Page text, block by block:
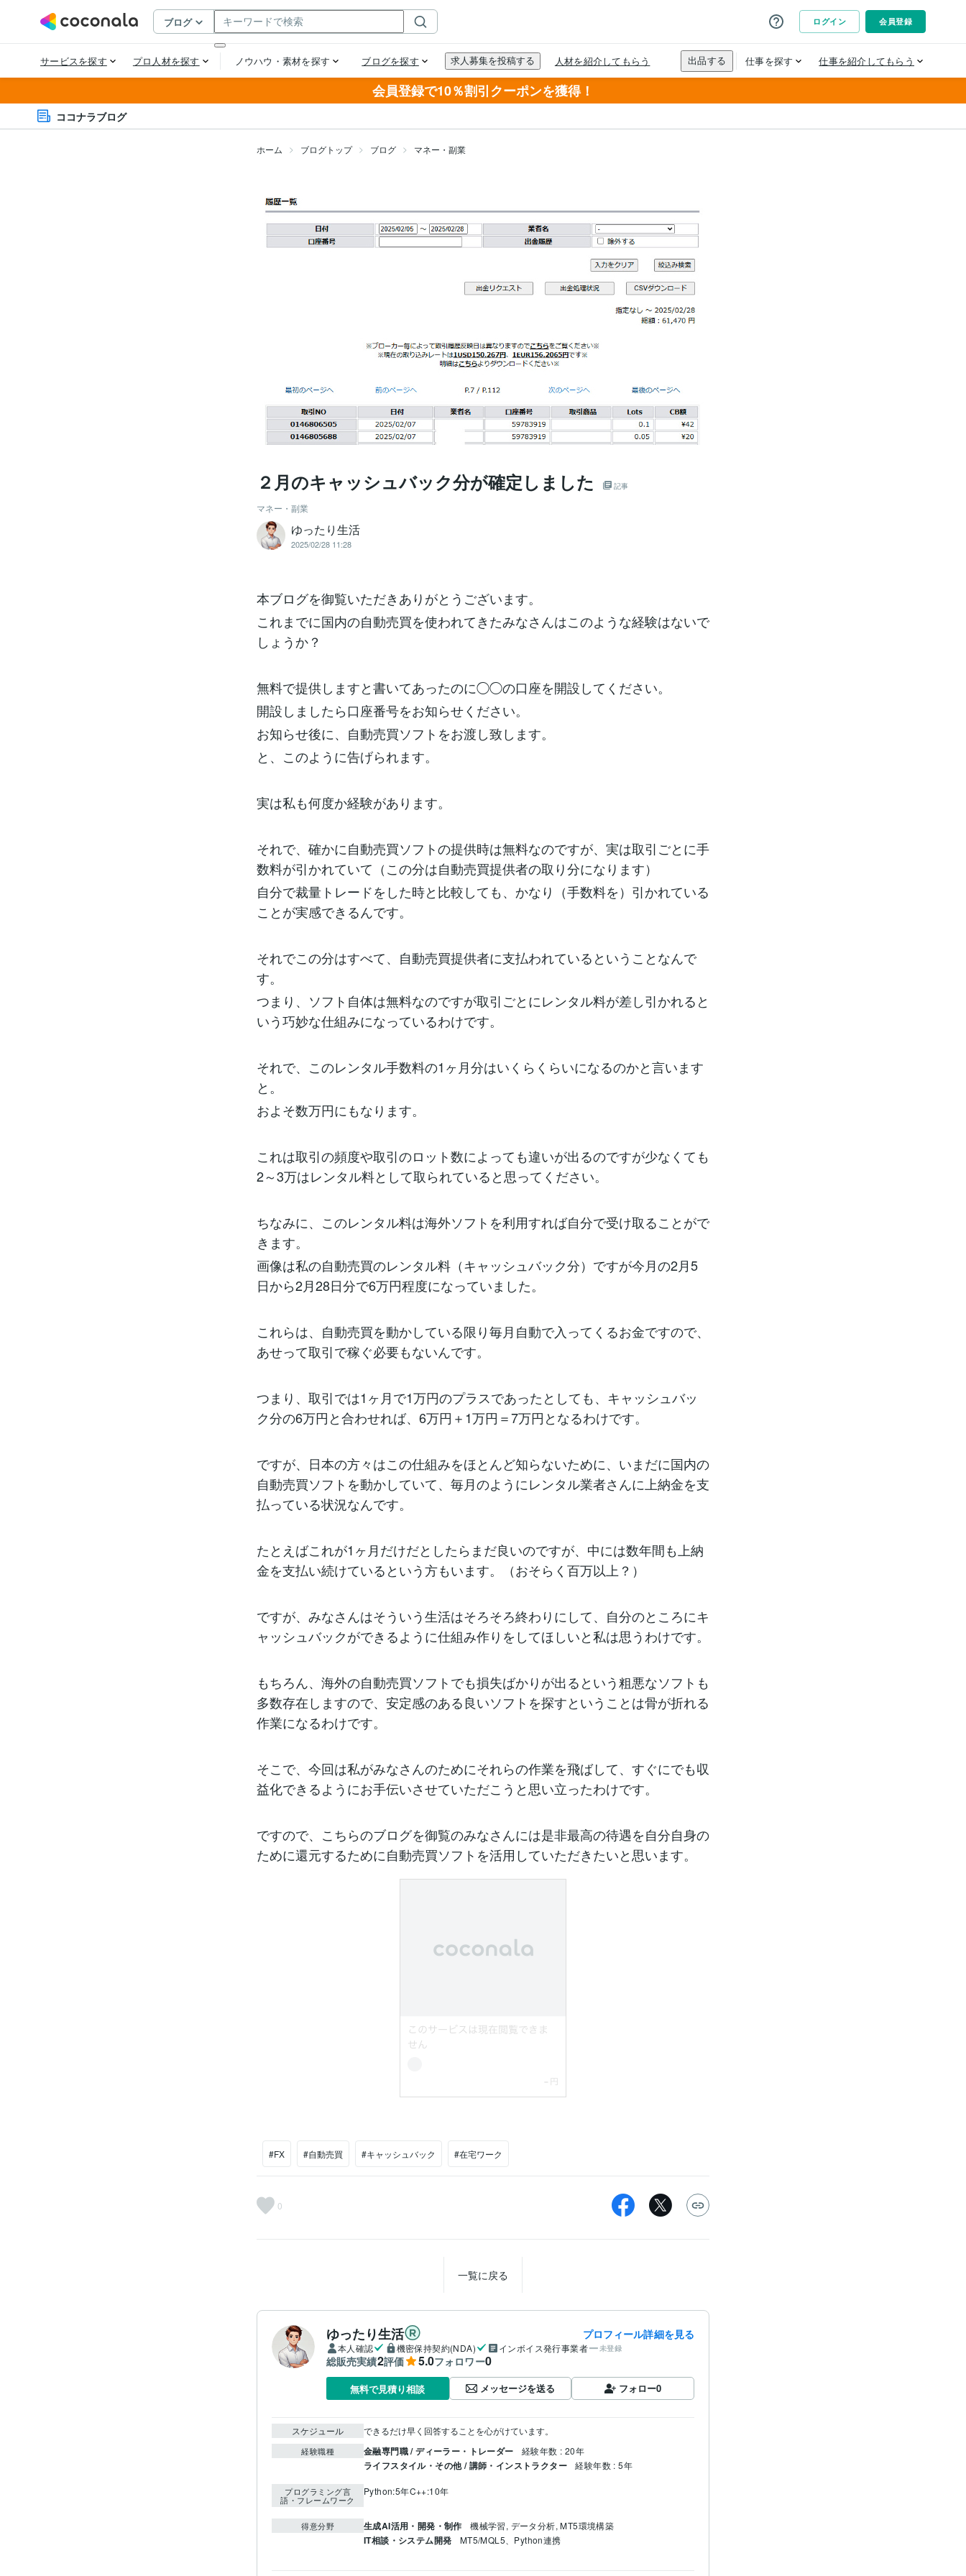
会員登録で10％割引クーポンを獲得！
ココナラブログ
ホーム ブログトップ ブログ マネー・副業
２月のキャッシュバック分が確定しました 記事
マネー・副業
ゆったり生活
2025/02/28 11:28
本ブログを御覧いただきありがとうございます。
これまでに国内の自動売買を使われてきたみなさんはこのような経験はないで
しょうか？
無料で提供しますと書いてあったのに◯◯の口座を開設してください。
開設しましたら口座番号をお知らせください。
お知らせ後に、自動売買ソフトをお渡し致します。
と、このように告げられます。
実は私も何度か経験があります。
それで、確かに自動売買ソフトの提供時は無料なのですが、実は取引ごとに手
数料が引かれていて（この分は自動売買提供者の取り分になります）
自分で裁量トレードをした時と比較しても、かなり（手数料を）引かれている
ことが実感できるんです。
それでこの分はすべて、自動売買提供者に支払われているということなんで
す。
つまり、ソフト自体は無料なのですが取引ごとにレンタル料が差し引かれると
いう巧妙な仕組みになっているわけです。
それで、このレンタル手数料の1ヶ月分はいくらくらいになるのかと言います
と。
およそ数万円にもなります。
これは取引の頻度や取引のロット数によっても違いが出るのですが少なくても
2～3万はレンタル料として取られていると思ってください。
ちなみに、このレンタル料は海外ソフトを利用すれば自分で受け取ることがで
きます。
画像は私の自動売買のレンタル料（キャッシュバック分）ですが今月の2月5
日から2月28日分で6万円程度になっていました。
これらは、自動売買を動かしている限り毎月自動で入ってくるお金ですので、
あせって取引で稼ぐ必要もないんです。
つまり、取引では1ヶ月で1万円のプラスであったとしても、キャッシュバッ
ク分の6万円と合わせれば、6万円＋1万円＝7万円となるわけです。
ですが、日本の方々はこの仕組みをほとんど知らないために、いまだに国内の
自動売買ソフトを動かしていて、毎月のようにレンタル業者さんに上納金を支
払っている状況なんです。
たとえばこれが1ヶ月だけだとしたらまだ良いのですが、中には数年間も上納
金を支払い続けているという方もいます。（おそらく百万以上？）
ですが、みなさんはそういう生活はそろそろ終わりにして、自分のところにキ
ャッシュバックができるように仕組み作りをしてほしいと私は思うわけです。
もちろん、海外の自動売買ソフトでも損失ばかりが出るという粗悪なソフトも
多数存在しますので、安定感のある良いソフトを探すということは骨が折れる
作業になるわけです。
そこで、今回は私がみなさんのためにそれらの作業を飛ばして、すぐにでも収
益化できるようにお手伝いさせていただこうと思い立ったわけです。
ですので、こちらのブログを御覧のみなさんには是非最高の待遇を自分自身の
ために還元するために自動売買ソフトを活用していただきたいと思います。
#FX #自動売買 #キャッシュバック #在宅ワーク
0
一覧に戻る
ゆったり生活 プロフィール詳細を見る
本人確認 機密保持契約(NDA) インボイス発行事業者 未登録
総販売実績2評価 5.0フォロワー0
無料で見積り相談 メッセージを送る フォロー0
スケジュール できるだけ早く回答することを心がけています。
経験職種 金融専門職 / ディーラー・トレーダー 経験年数 : 20年
ライフスタイル・その他 / 講師・インストラクター 経験年数 : 5年
プログラミング言
語・フレームワーク
Python:5年C++:10年
得意分野 生成AI活用・開発・制作 機械学習, データ分析, MT5環境構築
IT相談・システム開発 MT5/MQL5、Python連携